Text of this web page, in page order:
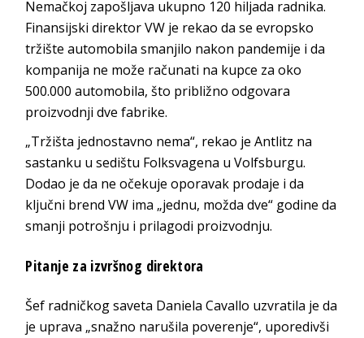
Nemačkoj zapošljava ukupno 120 hiljada radnika.
Finansijski direktor VW je rekao da se evropsko
tržište automobila smanjilo nakon pandemije i da
kompanija ne može računati na kupce za oko
500.000 automobila, što približno odgovara
proizvodnji dve fabrike.
„Tržišta jednostavno nema“, rekao je Antlitz na
sastanku u sedištu Folksvagena u Volfsburgu.
Dodao je da ne očekuje oporavak prodaje i da
ključni brend VW ima „jednu, možda dve“ godine da
smanji potrošnju i prilagodi proizvodnju.
Pitanje za izvršnog direktora
Šef radničkog saveta Daniela Cavallo uzvratila je da
je uprava „snažno narušila poverenje“, uporedivši